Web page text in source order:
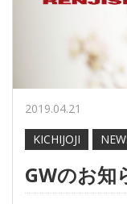
2019.04.21
KICHIJOJI
GWのお知